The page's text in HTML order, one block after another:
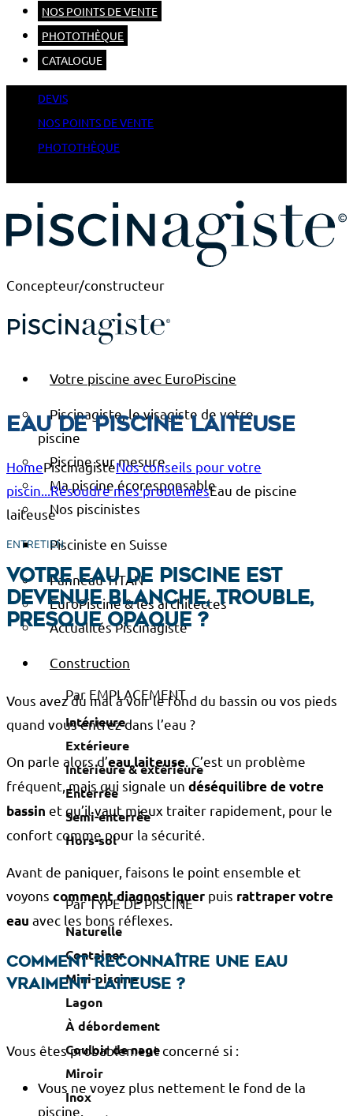
NOS POINTS DE VENTE
PHOTOTHÈQUE
CATALOGUE
DEVIS
NOS POINTS DE VENTE
PHOTOTHÈQUE
Concepteur/constructeur
Votre piscine avec EuroPiscine
Piscinagiste, le visagiste de votre
piscine
Piscine sur mesure
Ma piscine écoresponsable
Nos piscinistes
Pisciniste en Suisse
Panneau TITAN
EuroPiscine & les architectes
Actualités Piscinagiste
Construction
Par EMPLACEMENT
Intérieure
Extérieure
Intérieure & extérieure
Enterrée
Semi-enterrée
Hors-sol
Par TYPE DE PISCINE
Naturelle
Container
Mini-piscine
Lagon
À débordement
Couloir de nage
Miroir
Inox
Eau de piscine laiteuse
HomePiscinagisteNos conseils pour votre
piscin... Résoudre mes problèmesEau de piscine
laiteuse
ENTRETIEN
Votre eau de piscine est
devenue blanche, trouble,
presque opaque ?
Vous avez du mal à voir le fond du bassin ou vos pieds
quand vous entrez dans l’eau ?
On parle alors d’eau laiteuse . C’est un problème
fréquent, mais qui signale un déséquilibre de votre
bassin et qu’il vaut mieux traiter rapidement, pour le
confort comme pour la sécurité.
Avant de paniquer, faisons le point ensemble et
voyons comment diagnostiquer puis rattraper votre
eau avec les bons réflexes.
Comment reconnaître une eau
vraiment laiteuse ?
Vous êtes probablement concerné si :
Vous ne voyez plus nettement le fond de la
piscine.